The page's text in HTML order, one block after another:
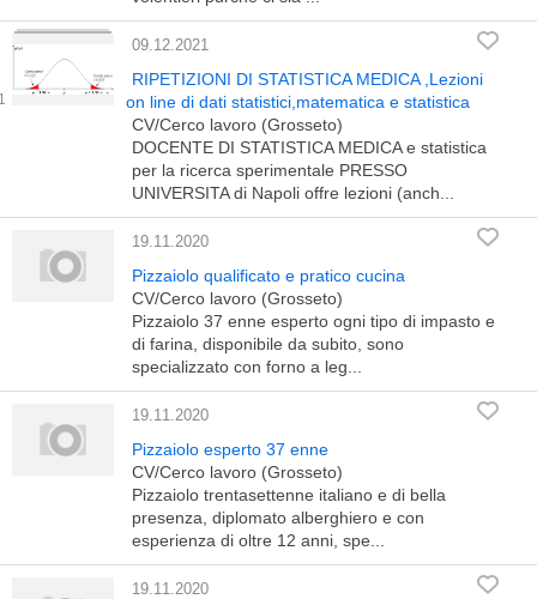
09.12.2021
RIPETIZIONI DI STATISTICA MEDICA ,Lezioni
on line di dati statistici,matematica e statistica
CV/Cerco lavoro (Grosseto)
DOCENTE DI STATISTICA MEDICA e statistica
per la ricerca sperimentale PRESSO
UNIVERSITA di Napoli offre lezioni (anch...
19.11.2020
Pizzaiolo qualificato e pratico cucina
CV/Cerco lavoro (Grosseto)
Pizzaiolo 37 enne esperto ogni tipo di impasto e
di farina, disponibile da subito, sono
specializzato con forno a leg...
19.11.2020
Pizzaiolo esperto 37 enne
CV/Cerco lavoro (Grosseto)
Pizzaiolo trentasettenne italiano e di bella
presenza, diplomato alberghiero e con
esperienza di oltre 12 anni, spe...
19.11.2020